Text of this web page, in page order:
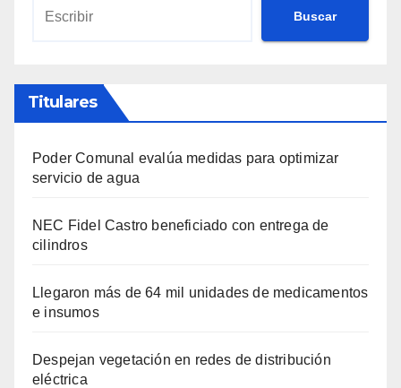
Buscar
Titulares
Poder Comunal evalúa medidas para optimizar
servicio de agua
NEC Fidel Castro beneficiado con entrega de
cilindros
Llegaron más de 64 mil unidades de medicamentos
e insumos
Despejan vegetación en redes de distribución
eléctrica